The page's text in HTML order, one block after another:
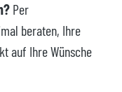
Per
beraten, Ihre
auf Ihre Wünsche